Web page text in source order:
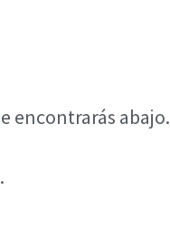
encontrarás abajo.